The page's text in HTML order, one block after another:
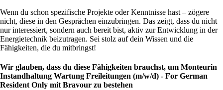
Wenn du schon spezifische Projekte oder Kenntnisse hast – zögere
nicht, diese in den Gesprächen einzubringen. Das zeigt, dass du nicht
nur interessiert, sondern auch bereit bist, aktiv zur Entwicklung in der
Energietechnik beizutragen. Sei stolz auf dein Wissen und die
Fähigkeiten, die du mitbringst!
Wir glauben, dass du diese Fähigkeiten brauchst, um Monteurin
Instandhaltung Wartung Freileitungen (m/w/d) - For German
Resident Only mit Bravour zu bestehen